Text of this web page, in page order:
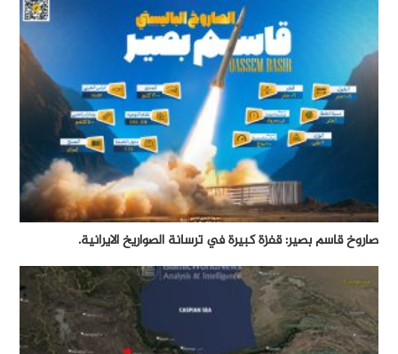
صاروخ قاسم بصير: قفزة كبيرة في ترسانة الصواريخ الايرانية.